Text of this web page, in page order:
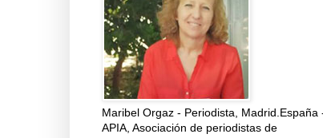
Maribel Orgaz - Periodista, Madrid.España
APIA, Asociación de periodistas de